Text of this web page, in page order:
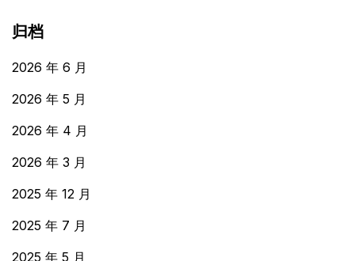
归档
2026 年 6 月
2026 年 5 月
2026 年 4 月
2026 年 3 月
2025 年 12 月
2025 年 7 月
2025 年 5 月